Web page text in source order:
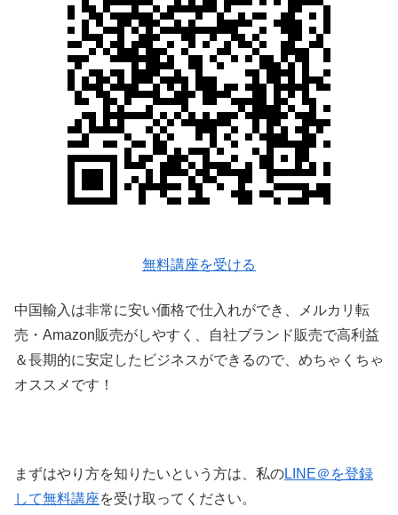
無料講座を受ける
中国輸入は非常に安い価格で仕入れができ、メルカリ転
売・Amazon販売がしやすく、自社ブランド販売で高利益
＆長期的に安定したビジネスができるので、めちゃくちゃ
オススメです！
まずはやり方を知りたいという方は、私のLINE＠を登録
して無料講座を受け取ってください。